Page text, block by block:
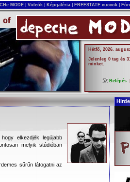
MODE Videók Képgaléria FREESTATE cuccok
Hétfő, 2026.
Jelenleg 0 tag és
minket.
Belépés
elkezdjék legújabb
melyik stúdióban
sűrűn látogatni az